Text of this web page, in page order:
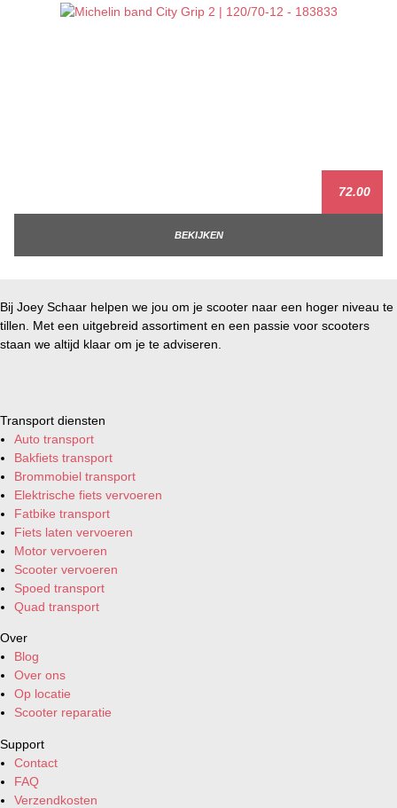
72.00
BEKIJKEN
Bij Joey Schaar helpen we jou om je scooter naar een hoger niveau te
tillen. Met een uitgebreid assortiment en een passie voor scooters
staan we altijd klaar om je te adviseren.
Transport diensten
Auto transport
Bakfiets transport
Brommobiel transport
Elektrische fiets vervoeren
Fatbike transport
Fiets laten vervoeren
Motor vervoeren
Scooter vervoeren
Spoed transport
Quad transport
Over
Blog
Over ons
Op locatie
Scooter reparatie
Support
Contact
FAQ
Verzendkosten